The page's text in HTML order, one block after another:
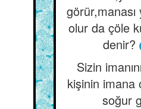
görür,manası
olur da çöle
denir?
Sizin
kişinin imana
soğur